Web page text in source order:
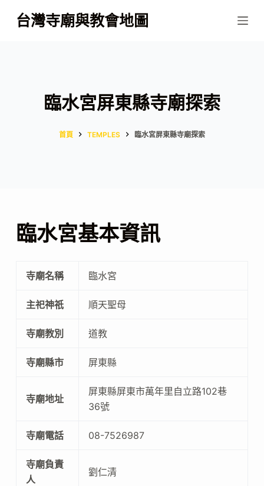
跳
至
台灣寺廟與教會地圖
臨水宮屏東縣寺廟探索
首頁 TEMPLES 臨水宮屏東縣寺廟探索
臨水宮基本資訊
寺廟名稱 臨水宮
主祀神祇 順天聖母
寺廟教別 道教
寺廟縣市 屏東縣
寺廟地址
屏東縣屏東市萬年里自立路102巷
36號
寺廟電話 08-7526987
寺廟負責
人
劉仁清